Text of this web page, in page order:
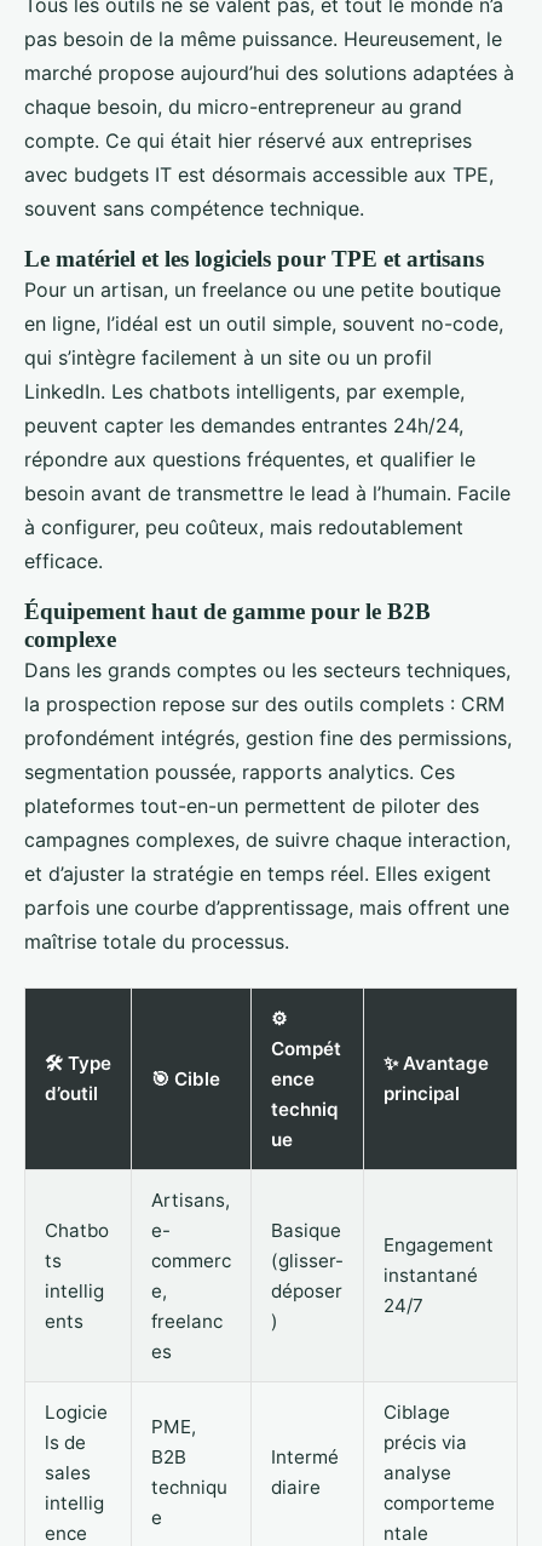
pas besoin de la même puissance. Heureusement, le
marché propose aujourd’hui des solutions adaptées à
chaque besoin, du micro-entrepreneur au grand
compte. Ce qui était hier réservé aux entreprises
avec budgets IT est désormais accessible aux TPE,
souvent sans compétence technique.
Le matériel et les logiciels pour TPE et artisans
Pour un artisan, un freelance ou une petite boutique
en ligne, l’idéal est un outil simple, souvent no-code,
qui s’intègre facilement à un site ou un profil
LinkedIn. Les chatbots intelligents, par exemple,
peuvent capter les demandes entrantes 24h/24,
répondre aux questions fréquentes, et qualifier le
besoin avant de transmettre le lead à l’humain. Facile
à configurer, peu coûteux, mais redoutablement
efficace.
Équipement haut de gamme pour le B2B
complexe
Dans les grands comptes ou les secteurs techniques,
la prospection repose sur des outils complets : CRM
profondément intégrés, gestion fine des permissions,
segmentation poussée, rapports analytics. Ces
plateformes tout-en-un permettent de piloter des
campagnes complexes, de suivre chaque interaction,
et d’ajuster la stratégie en temps réel. Elles exigent
parfois une courbe d’apprentissage, mais offrent une
maîtrise totale du processus.
🛠️ Type
d’outil
🎯 Cible
⚙️
Compét
ence
techniq
ue
✨ Avantage
principal
Chatbo
ts
intellig
ents
Artisans,
e-
commerc
e,
freelanc
es
Basique
(glisser-
déposer
)
Engagement
instantané
24/7
Logicie
ls de
sales
intellig
ence
PME,
B2B
techniqu
e
Intermé
diaire
Ciblage
précis via
analyse
comporteme
ntale